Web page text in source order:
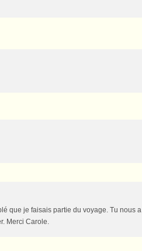
que je faisais partie du voyage. Tu nous a
Merci Carole.